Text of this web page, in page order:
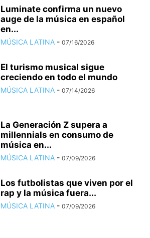
Luminate confirma un nuevo
auge de la música en español
en...
MÚSICA LATINA - 07/16/2026
El turismo musical sigue
creciendo en todo el mundo
MÚSICA LATINA - 07/14/2026
La Generación Z supera a
millennials en consumo de
música en...
MÚSICA LATINA - 07/09/2026
Los futbolistas que viven por el
rap y la música fuera...
MÚSICA LATINA - 07/09/2026